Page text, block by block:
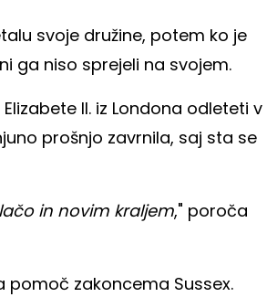
svoje družine, potem ko je
ga niso sprejeli na svojem.
II. iz Londona odleteti v
prošnjo zavrnila, saj sta se
in novim kraljem," poroča
pomoč zakoncema Sussex.